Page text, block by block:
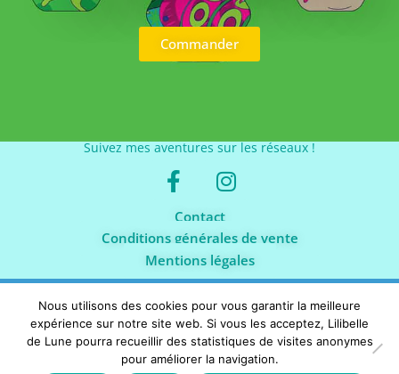
Commandez mon livre "Léonard le roi des histoires" !
Ignorer
Commander
Suivez mes aventures sur les réseaux !
Contact
Conditions générales de vente
Mentions légales
Copyright 2021 – Lili-Belle de Lune | Création byEnyo
Communication
Nous utilisons des cookies pour vous garantir la meilleure
expérience sur notre site web. Si vous les acceptez, Lilibelle
de Lune pourra recueillir des statistiques de visites anonymes
pour améliorer la navigation.